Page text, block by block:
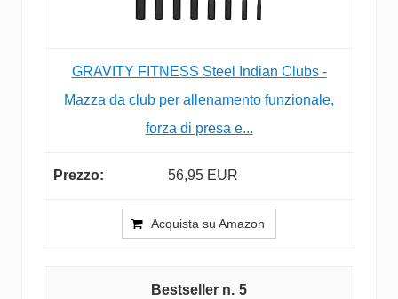
GRAVITY FITNESS Steel Indian Clubs -
Mazza da club per allenamento funzionale,
forza di presa e...
56,95 EUR
Acquista su Amazon
5